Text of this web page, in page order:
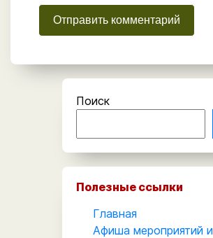
Поиск
Полезные ссылки
Главная
Афиша мероприятий и